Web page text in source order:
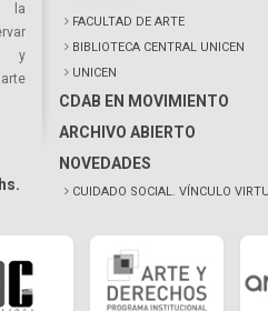
la
y
FACULTAD DE ARTE
BIBLIOTECA CENTRAL UNICEN
UNICEN
CDAB EN MOVIMIENTO
ARCHIVO ABIERTO
NOVEDADES
CUIDADO SOCIAL. VÍNCULO